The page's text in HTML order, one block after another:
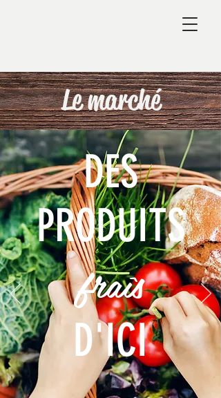
Le marché
DES
PRODUITS
fraîs
D'ICI